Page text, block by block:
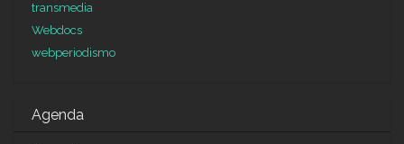
transmedia
Webdocs
webperiodismo
Agenda